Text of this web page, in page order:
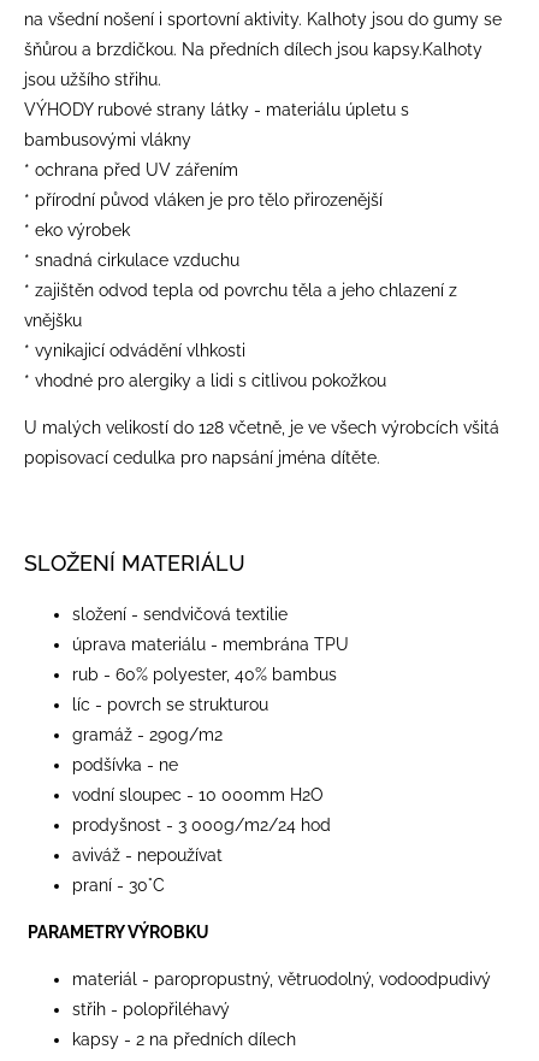
na všední nošení i sportovní aktivity. Kalhoty jsou do gumy se
šňůrou a brzdičkou. Na předních dílech jsou kapsy.Kalhoty
jsou užšího střihu.
VÝHODY rubové strany látky - materiálu úpletu s
bambusovými vlákny
* ochrana před UV zářením
* přírodní původ vláken je pro tělo přirozenější
* eko výrobek
* snadná cirkulace vzduchu
* zajištěn odvod tepla od povrchu těla a jeho chlazení z
vnějšku
* vynikajicí odvádění vlhkosti
* vhodné pro alergiky a lidi s citlivou pokožkou
U malých velikostí do 128 včetně, je ve všech výrobcích všitá
popisovací cedulka pro napsání jména dítěte.
SLOŽENÍ MATERIÁLU
složení - sendvičová textilie
úprava materiálu - membrána TPU
rub - 60% polyester, 40% bambus
líc - povrch se strukturou
gramáž - 290g/m2
podšívka - ne
vodní sloupec - 10 000mm H2O
prodyšnost - 3 000g/m2/24 hod
aviváž - nepoužívat
praní - 30°C
PARAMETRY VÝROBKU
materiál - paropropustný, větruodolný, vodoodpudivý
střih - polopřiléhavý
kapsy - 2 na předních dílech